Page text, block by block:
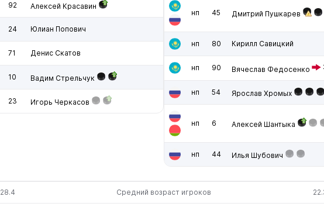
92 Алексей Красавин
24 Юлиан Попович
71 Денис Скатов
10 Вадим Стрельчук
23 Игорь Черкасов
нп 45 Дмитрий Пушкарев
нп 80 Кирилл Савицкий
нп 90 Вячеслав Федосенко
нп 54 Ярослав Хромых
нп 6 Алексей Шантыка
нп 44 Илья Шубович
28.4 Средний возраст игроков